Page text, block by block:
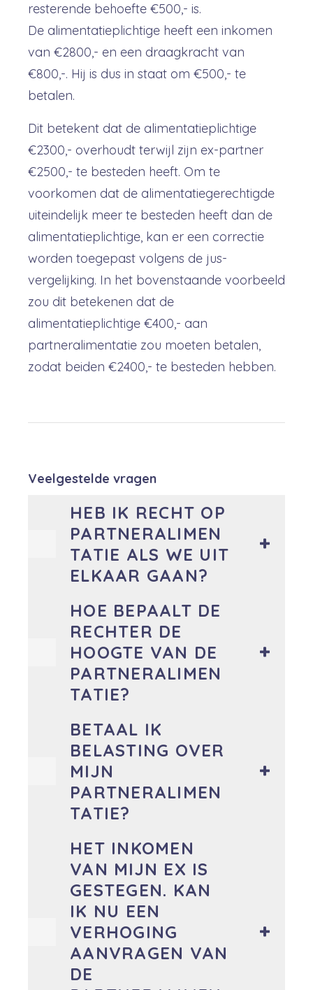
resterende behoefte €500,- is.
De alimentatieplichtige heeft een inkomen
van €2800,- en een draagkracht van
€800,-. Hij is dus in staat om €500,- te
betalen.
Dit betekent dat de alimentatieplichtige
€2300,- overhoudt terwijl zijn ex-partner
€2500,- te besteden heeft. Om te
voorkomen dat de alimentatiegerechtigde
uiteindelijk meer te besteden heeft dan de
alimentatieplichtige, kan er een correctie
worden toegepast volgens de jus-
vergelijking. In het bovenstaande voorbeeld
zou dit betekenen dat de
alimentatieplichtige €400,- aan
partneralimentatie zou moeten betalen,
zodat beiden €2400,- te besteden hebben.
Veelgestelde vragen
HEB IK RECHT OP
PARTNERALIMEN
TATIE ALS WE UIT
ELKAAR GAAN?
HOE BEPAALT DE
RECHTER DE
HOOGTE VAN DE
PARTNERALIMEN
TATIE?
BETAAL IK
BELASTING OVER
MIJN
PARTNERALIMEN
TATIE?
HET INKOMEN
VAN MIJN EX IS
GESTEGEN. KAN
IK NU EEN
VERHOGING
AANVRAGEN VAN
DE